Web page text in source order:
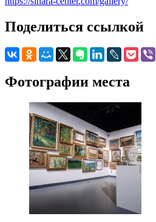
Поделиться ссылкой
Фотографии места